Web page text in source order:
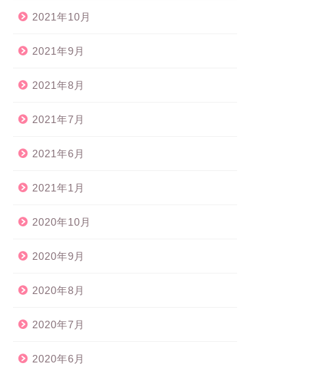
2021年10月
2021年9月
2021年8月
2021年7月
2021年6月
2021年1月
2020年10月
2020年9月
2020年8月
2020年7月
2020年6月